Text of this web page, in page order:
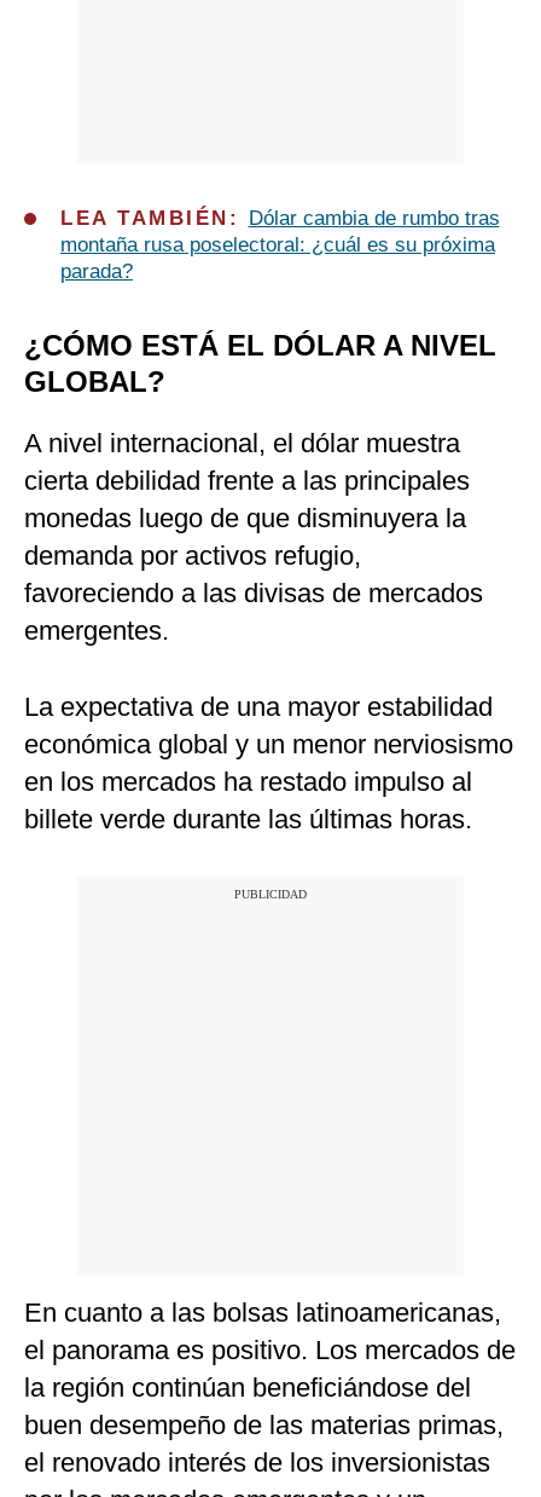
LEA TAMBIÉN:
Dólar cambia de rumbo tras
montaña rusa poselectoral: ¿cuál es su próxima
parada?
¿CÓMO ESTÁ EL DÓLAR A NIVEL
GLOBAL?
A nivel internacional, el dólar muestra
cierta debilidad frente a las principales
monedas luego de que disminuyera la
demanda por activos refugio,
favoreciendo a las divisas de mercados
emergentes.
La expectativa de una mayor estabilidad
económica global y un menor nerviosismo
en los mercados ha restado impulso al
billete verde durante las últimas horas.
En cuanto a las bolsas latinoamericanas,
el panorama es positivo. Los mercados de
la región continúan beneficiándose del
buen desempeño de las materias primas,
el renovado interés de los inversionistas